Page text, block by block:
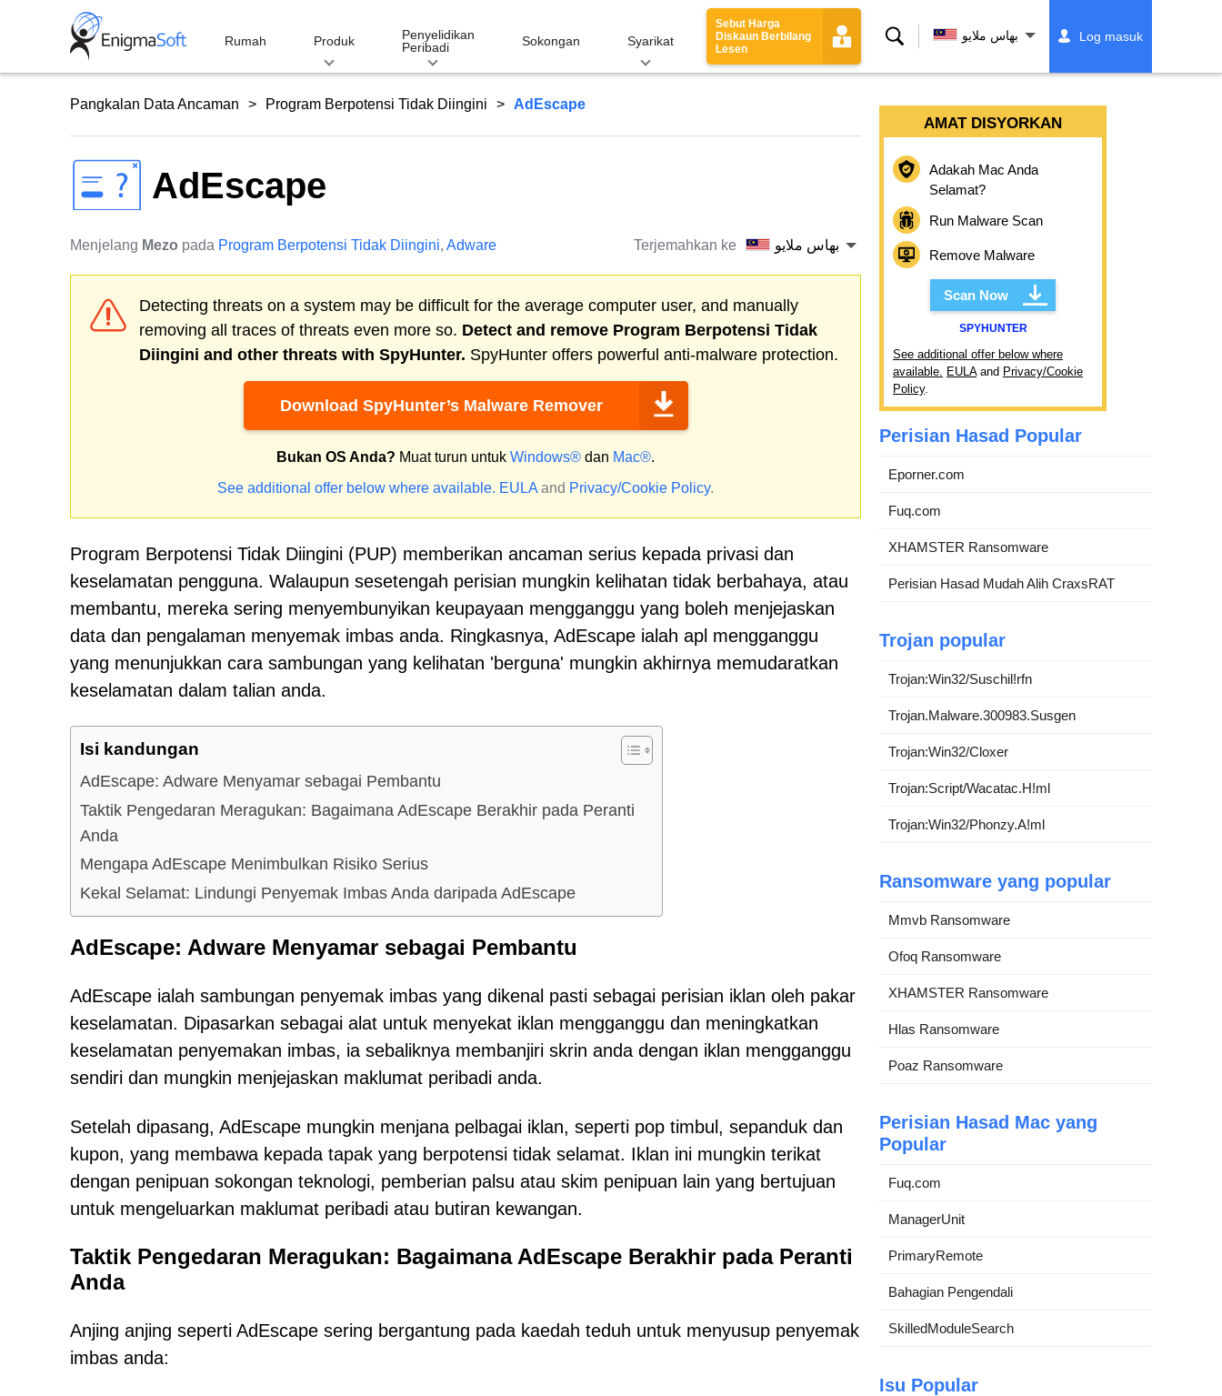
Rumah Produk
Penyelidikan
Peribadi
Sokongan Syarikat
Sebut Harga
Diskaun Berbilang
Lesen
Cari بهاس ملايو Log masuk
Pangkalan Data Ancaman Program Berpotensi Tidak Diingini AdEscape
AdEscape
Menjelang Mezo pada Program Berpotensi Tidak Diingini, Adware Terjemahkan ke بهاس ملايو
Detecting threats on a system may be difficult for the average computer user, and manually
removing all traces of threats even more so. Detect and remove Program Berpotensi Tidak
Diingini and other threats with SpyHunter. SpyHunter offers powerful anti-malware protection.
Download SpyHunter’s Malware Remover
Bukan OS Anda? Muat turun untuk Windows® dan Mac®.
See additional offer below where available. EULA and Privacy/Cookie Policy.
Program Berpotensi Tidak Diingini (PUP) memberikan ancaman serius kepada privasi dan
keselamatan pengguna. Walaupun sesetengah perisian mungkin kelihatan tidak berbahaya, atau
membantu, mereka sering menyembunyikan keupayaan mengganggu yang boleh menjejaskan
data dan pengalaman menyemak imbas anda. Ringkasnya, AdEscape ialah apl mengganggu
yang menunjukkan cara sambungan yang kelihatan 'berguna' mungkin akhirnya memudaratkan
keselamatan dalam talian anda.
Isi kandungan
AdEscape: Adware Menyamar sebagai Pembantu
Taktik Pengedaran Meragukan: Bagaimana AdEscape Berakhir pada Peranti
Anda
Mengapa AdEscape Menimbulkan Risiko Serius
Kekal Selamat: Lindungi Penyemak Imbas Anda daripada AdEscape
AdEscape: Adware Menyamar sebagai Pembantu
AdEscape ialah sambungan penyemak imbas yang dikenal pasti sebagai perisian iklan oleh pakar
keselamatan. Dipasarkan sebagai alat untuk menyekat iklan mengganggu dan meningkatkan
keselamatan penyemakan imbas, ia sebaliknya membanjiri skrin anda dengan iklan mengganggu
sendiri dan mungkin menjejaskan maklumat peribadi anda.
Setelah dipasang, AdEscape mungkin menjana pelbagai iklan, seperti pop timbul, sepanduk dan
kupon, yang membawa kepada tapak yang berpotensi tidak selamat. Iklan ini mungkin terikat
dengan penipuan sokongan teknologi, pemberian palsu atau skim penipuan lain yang bertujuan
untuk mengeluarkan maklumat peribadi atau butiran kewangan.
Taktik Pengedaran Meragukan: Bagaimana AdEscape Berakhir pada Peranti
Anda
Anjing anjing seperti AdEscape sering bergantung pada kaedah teduh untuk menyusup penyemak
imbas anda:
AMAT DISYORKAN
Adakah Mac Anda
Selamat?
Run Malware Scan
Remove Malware
Scan Now
SPYHUNTER
See additional offer below where
available. EULAand Privacy/Cookie
Policy.
Perisian Hasad Popular
Eporner.com
Fuq.com
XHAMSTER Ransomware
Perisian Hasad Mudah Alih CraxsRAT
Trojan popular
Trojan:Win32/Suschil!rfn
Trojan.Malware.300983.Susgen
Trojan:Win32/Cloxer
Trojan:Script/Wacatac.H!ml
Trojan:Win32/Phonzy.A!ml
Ransomware yang popular
Mmvb Ransomware
Ofoq Ransomware
XHAMSTER Ransomware
Hlas Ransomware
Poaz Ransomware
Perisian Hasad Mac yang
Popular
Fuq.com
ManagerUnit
PrimaryRemote
Bahagian Pengendali
SkilledModuleSearch
Isu Popular